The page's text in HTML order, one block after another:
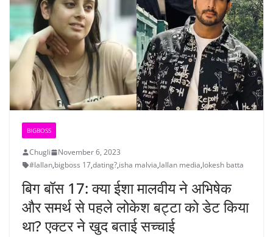
BIGBOSS
Chugli
November 6, 2023
#lallan,bigboss 17,dating?,isha malvia,lallan media,lokesh batta
बिग बॉस 17: क्या ईशा मालवीय ने अभिषेक
और समर्थ से पहले लोकेश बट्टा को डेट किया
था? एक्टर ने खुद बताई सच्चाई